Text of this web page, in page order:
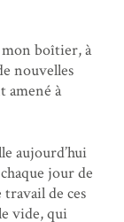
mon boîtier, à
nouvelles
amené à
aujourd’hui
jour de
de ces
vide, qui